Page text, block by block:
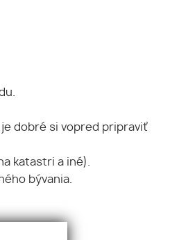
dobré si vopred pripraviť
katastri a iné).
bývania.